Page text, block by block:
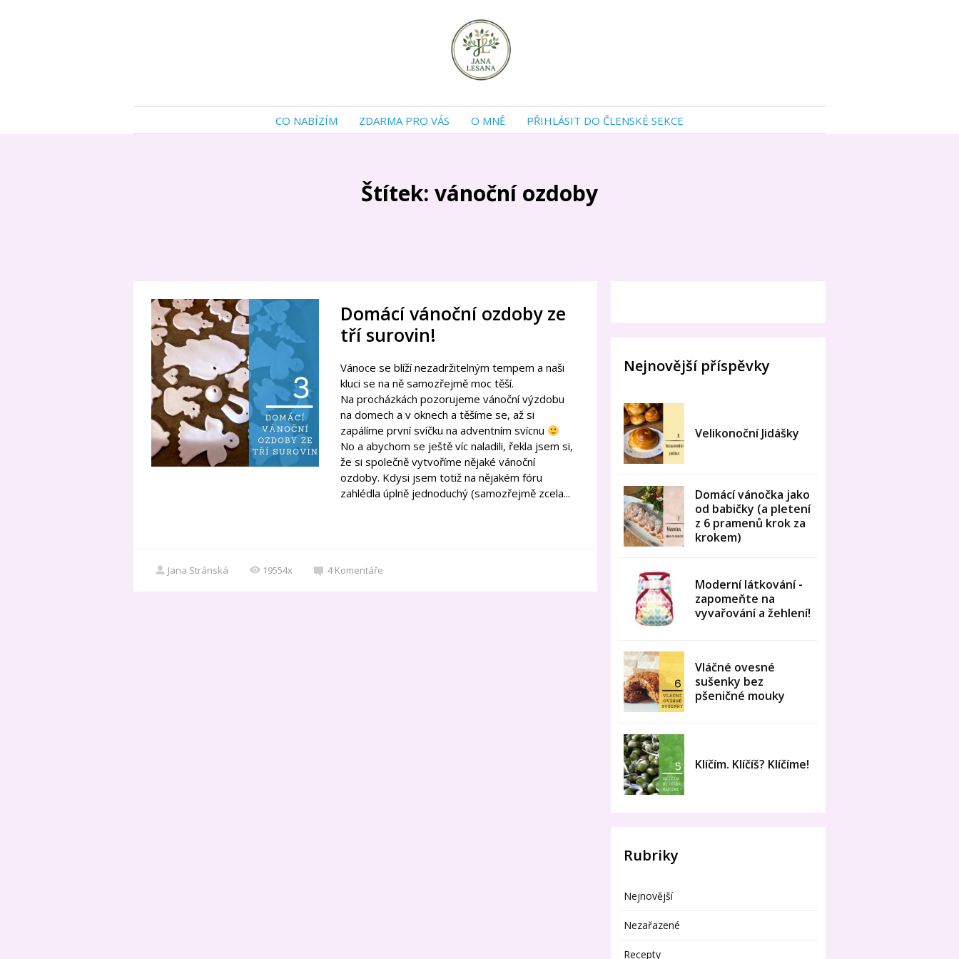
CO NABÍZÍM ZDARMA PRO VÁS O MNĚ PŘIHLÁSIT DO ČLENSKÉ SEKCE
Štítek: vánoční ozdoby
Domácí vánoční ozdoby ze
tří surovin!
Vánoce se blíží nezadržitelným tempem a naši
kluci se na ně samozřejmě moc těší.
Na procházkách pozorujeme vánoční výzdobu
na domech a v oknech a těšíme se, až si
zapálíme první svíčku na adventním svícnu
No a abychom se ještě víc naladili, řekla jsem si,
že si společně vytvoříme nějaké vánoční
ozdoby. Kdysi jsem totiž na nějakém fóru
zahlédla úplně jednoduchý (samozřejmě zcela...
Jana Stránská 19554x 4Komentáře
Nejnovější příspěvky
Velikonoční Jidášky
Domácí vánočka jako
od babičky (a pletení
z 6 pramenů krok za
krokem)
Moderní látkování -
zapomeňte na
vyvařování a žehlení!
Vláčné ovesné
sušenky bez
pšeničné mouky
Klíčím. Klíčíš? Klíčíme!
Rubriky
Nejnovější
Nezařazené
Recepty